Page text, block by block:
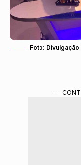
Foto:
- -